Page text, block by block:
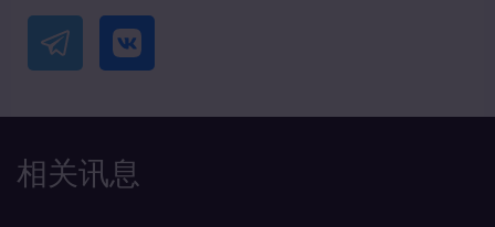
相关讯息